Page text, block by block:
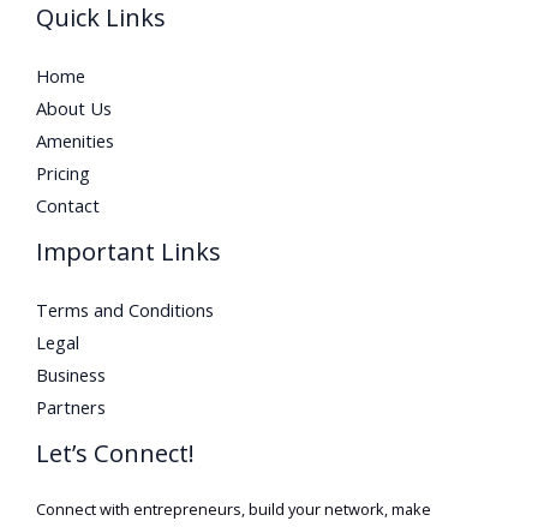
Quick Links
Home
About Us
Amenities
Pricing
Contact
Important Links
Terms and Conditions
Legal
Business
Partners
Let’s Connect!
Connect with entrepreneurs, build your network, make